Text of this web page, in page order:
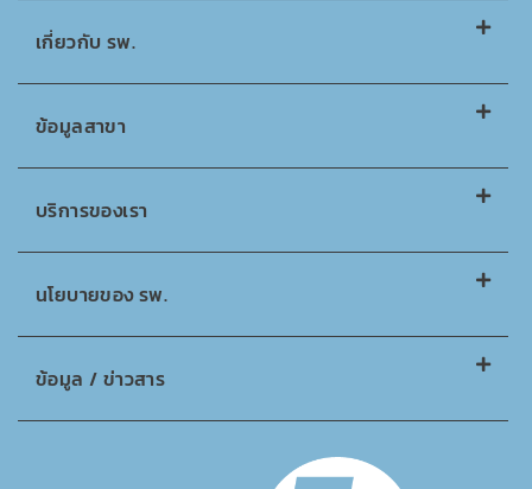
เกี่ยวกับ รพ.
ข้อมูลสาขา
บริการของเรา
นโยบายของ รพ.
ข้อมูล / ข่าวสาร